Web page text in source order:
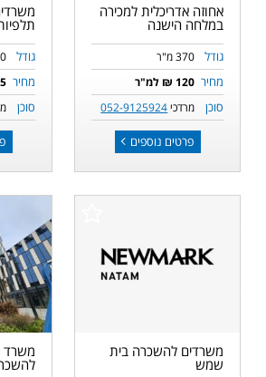
אחוזה אדריכלית למכירה
במלחה הישנה
גודל 370 מ"ר
מחיר 120 ₪ למ"ר
סוכן מרדכי052-9125924
פרטים נוספים
גודל
מחיר 55
סוכן
משרדים להשכרה בית
שמש
משרד